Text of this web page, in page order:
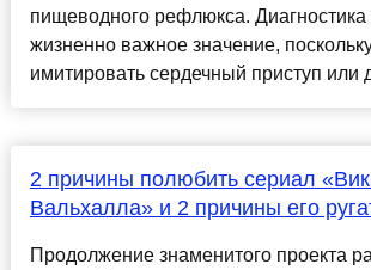
пищеводного рефлюкса. Диагностика
жизненно важное значение,
имитировать сердечный приступ или
2 причины полюбить сериал
Вальхалла» и 2 причины его
Продолжение знаменитого проекта